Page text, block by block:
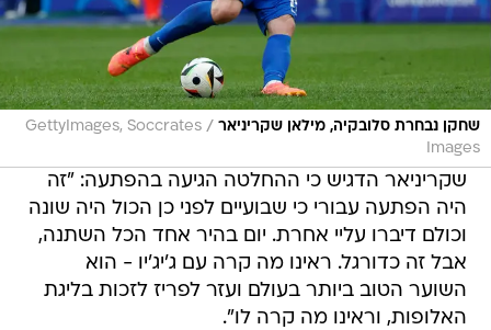
שחקן נבחרת סלובקיה, מילאן שקריניאר /
GettyImages, Soccrates
Images
שקריניאר הדגיש כי ההחלטה הגיעה בהפתעה: "זה
היה הפתעה עבורי כי שבועיים לפני כן הכול היה שונה
וכולם דיברו עליי אחרת. יום בהיר אחד הכל השתנה,
אבל זה כדורגל. ראינו מה קרה עם ג'יג'יו - הוא
השוער הטוב ביותר בעולם ועזר לפריז לזכות בליגת
האלופות, וראינו מה קרה לו".